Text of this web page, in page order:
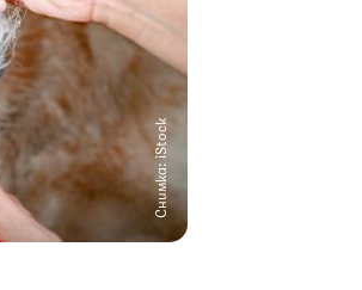
Снимка: iStock